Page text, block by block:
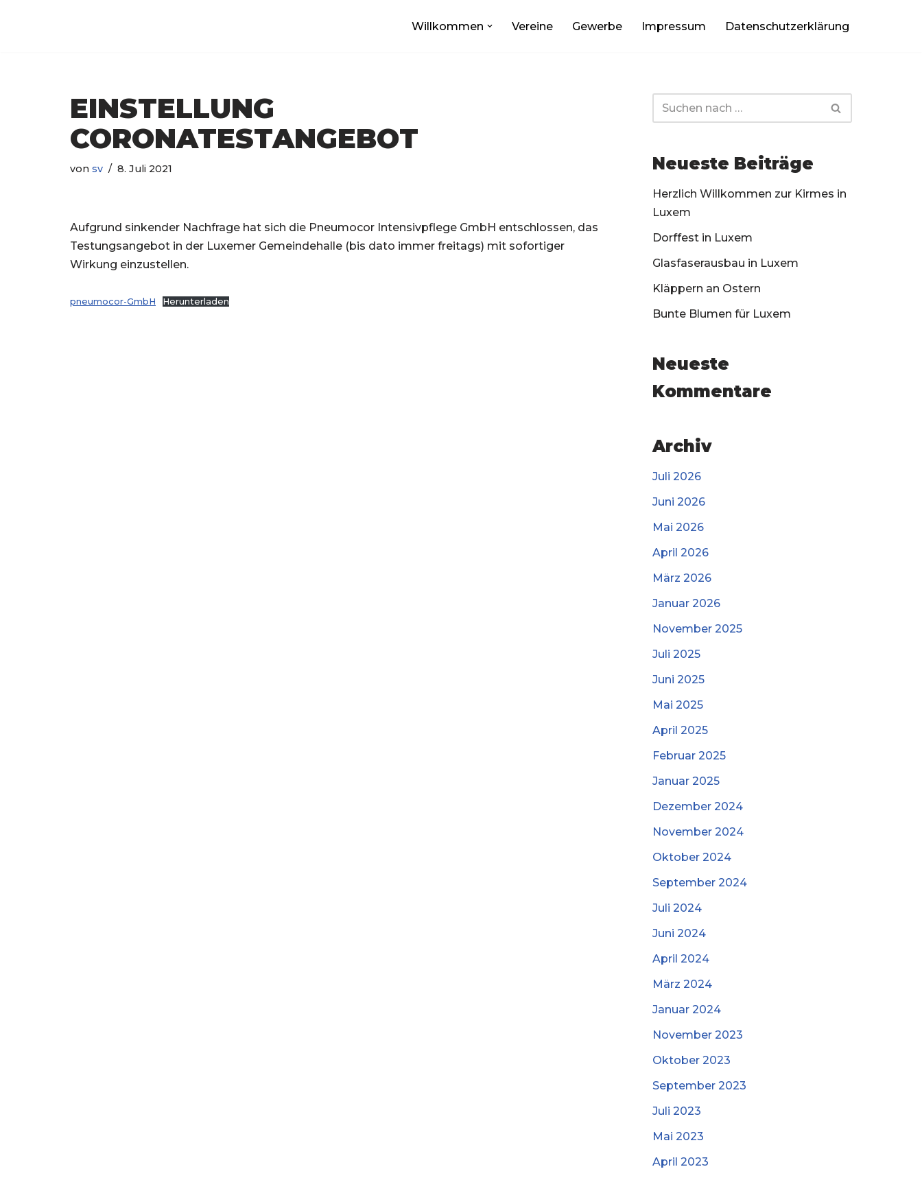
Willkommen Vereine Gewerbe Impressum Datenschutzerklärung
EINSTELLUNG
CORONATESTANGEBOT
von sv 8. Juli 2021
Aufgrund sinkender Nachfrage hat sich die Pneumocor Intensivpflege GmbH entschlossen, das
Testungsangebot in der Luxemer Gemeindehalle (bis dato immer freitags) mit sofortiger
Wirkung einzustellen.
pneumocor-GmbH Herunterladen
Neueste Beiträge
Herzlich Willkommen zur Kirmes in
Luxem
Dorffest in Luxem
Glasfaserausbau in Luxem
Kläppern an Ostern
Bunte Blumen für Luxem
Neueste
Kommentare
Archiv
Juli 2026
Juni 2026
Mai 2026
April 2026
März 2026
Januar 2026
November 2025
Juli 2025
Juni 2025
Mai 2025
April 2025
Februar 2025
Januar 2025
Dezember 2024
November 2024
Oktober 2024
September 2024
Juli 2024
Juni 2024
April 2024
März 2024
Januar 2024
November 2023
Oktober 2023
September 2023
Juli 2023
Mai 2023
April 2023